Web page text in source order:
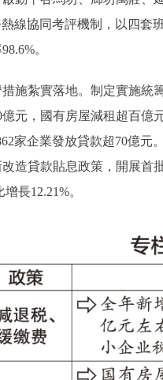
熱線協同考評機制，以四套
。
紮實落地。制定實施統籌
億元，國有房屋減租超百
家企業發放貸款超70億
造貸款貼息政策，開展首
長12.21%。